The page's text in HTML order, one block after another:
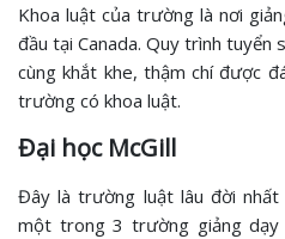
Khoa luật của trường là nơi
đầu tại Canada. Quy trình tuyển
cùng khắt khe, thậm chí được
trường có khoa luật.
Đại học McGill
Đây là trường luật lâu đời nhất
một trong 3 trường giảng dạy